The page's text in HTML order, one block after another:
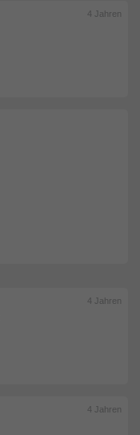
4 Jahren
4 Jahren
4 Jahren